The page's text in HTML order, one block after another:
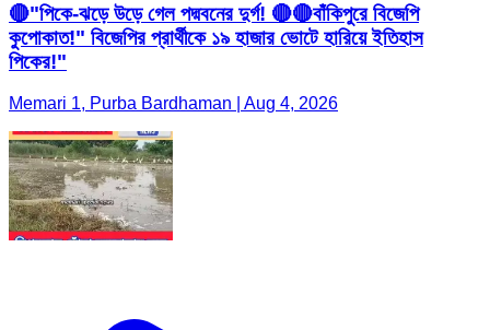
🔴"পিকে-ঝড়ে উড়ে গেল পদ্মবনের দুর্গ! 🔴🔴বাঁকিপুরে বিজেপি
কুপোকাত!" বিজেপির প্রার্থীকে ১৯ হাজার ভোটে হারিয়ে ইতিহাস
পিকের!"
Memari 1, Purba Bardhaman | Aug 4, 2026